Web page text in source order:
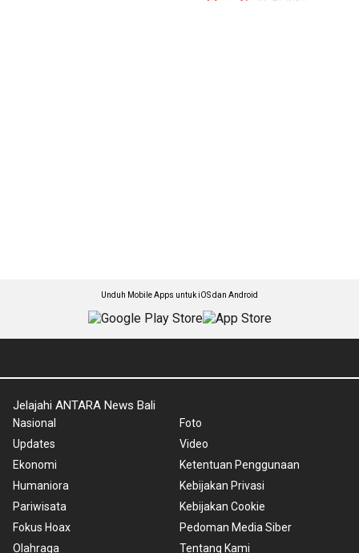
Unduh Mobile Apps untuk iOS dan Android
Jelajahi ANTARA News Bali
Nasional
Updates
Ekonomi
Humaniora
Pariwisata
Fokus Hoax
Olahraga
Foto
Video
Ketentuan Penggunaan
Kebijakan Privasi
Kebijakan Cookie
Pedoman Media Siber
Tentang Kami